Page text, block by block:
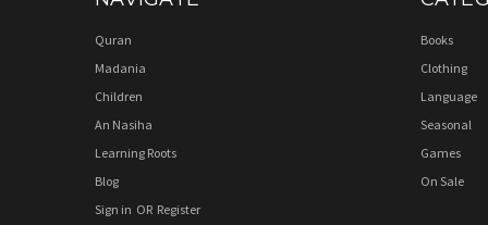
Quran
Madania
Children
An Nasiha
Learning Roots
Blog
Sign in OR Register
Books
Clothing
Language
Seasonal
Games
On Sale